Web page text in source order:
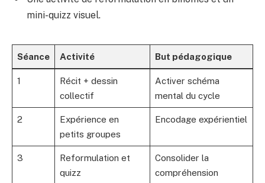
mini-quizz visuel.
Séance Activité But pédagogique
1
Récit + dessin
collectif
Activer schéma
mental du cycle
2
Expérience en
petits groupes
Encodage expérientiel
3
Reformulation et
quizz
Consolider la
compréhension